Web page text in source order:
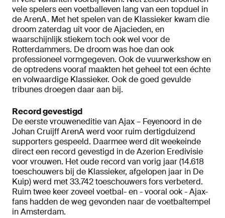
vele spelers een voetballeven lang van een topduel in
de ArenA. Met het spelen van de Klassieker kwam die
droom zaterdag uit voor de Ajacieden, en
waarschijnlijk stiekem toch ook wel voor de
Rotterdammers. De droom was hoe dan ook
professioneel vormgegeven. Ook de vuurwerkshow en
de optredens vooraf maakten het geheel tot een échte
en volwaardige Klassieker. Ook de goed gevulde
tribunes droegen daar aan bij.
Record gevestigd
De eerste vrouweneditie van Ajax – Feyenoord in de
Johan Cruijff ArenA werd voor ruim dertigduizend
supporters gespeeld. Daarmee werd dit weekeinde
direct een record gevestigd in de Azerion Eredivisie
voor vrouwen. Het oude record van vorig jaar (14.618
toeschouwers bij de Klassieker, afgelopen jaar in De
Kuip) werd met 33.742 toeschouwers fors verbeterd.
Ruim twee keer zoveel voetbal- en - vooral ook - Ajax-
fans hadden de weg gevonden naar de voetbaltempel
in Amsterdam.